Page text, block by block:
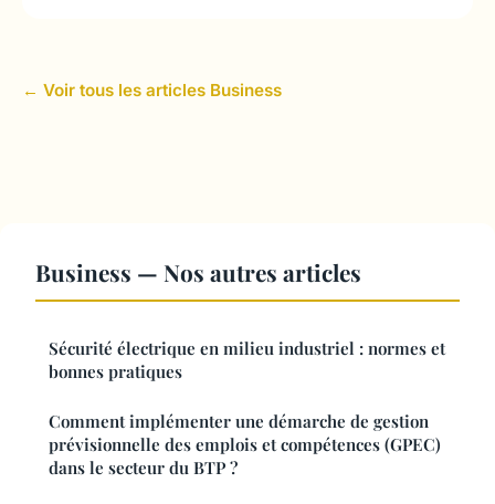
← Voir tous les articles Business
Business — Nos autres articles
Sécurité électrique en milieu industriel : normes et
bonnes pratiques
Comment implémenter une démarche de gestion
prévisionnelle des emplois et compétences (GPEC)
dans le secteur du BTP ?